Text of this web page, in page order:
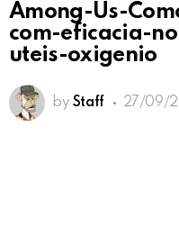
Among-Us-
com-eficacia-
uteis-oxigenio
by Staff 27/09/